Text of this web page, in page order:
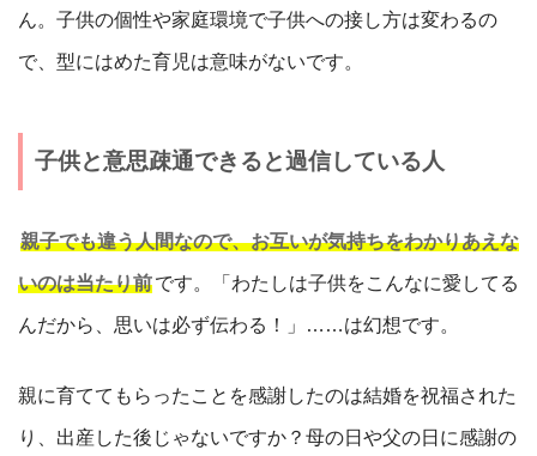
ん。子供の個性や家庭環境で子供への接し方は変わるの
で、型にはめた育児は意味がないです。
子供と意思疎通できると過信している人
親子でも違う人間なので、お互いが気持ちをわかりあえな
いのは当たり前です。「わたしは子供をこんなに愛してる
んだから、思いは必ず伝わる！」……は幻想です。
親に育ててもらったことを感謝したのは結婚を祝福された
り、出産した後じゃないですか？母の日や父の日に感謝の